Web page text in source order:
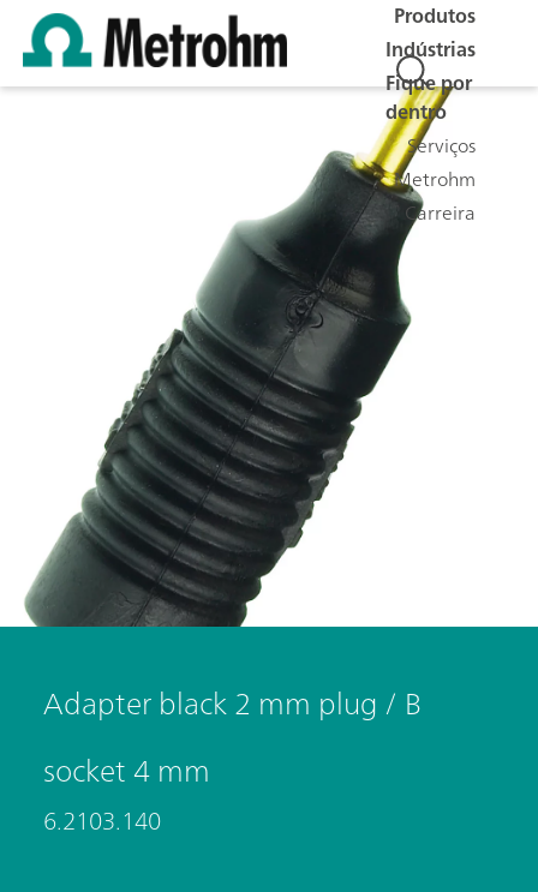
Produtos
Indústrias
Fique por
dentro
Serviços
Metrohm
Carreira
Adapter black 2 mm plug / B
socket 4 mm
6.2103.140